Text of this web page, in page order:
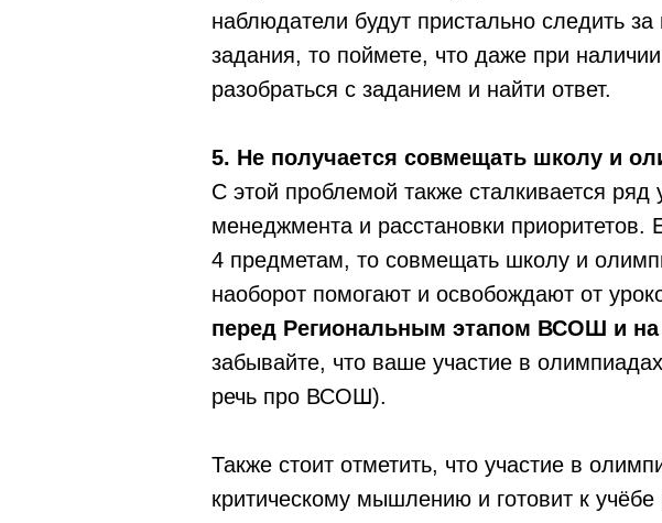
наблюдатели будут пристально следить
задания, то поймете, что даже при
разобраться с заданием и найти ответ.
5. Не получается совмещать школу и
С этой проблемой также сталкивается
менеджмента и расстановки
4 предметам, то совмещать школу и
наоборот помогают и освобождают от
перед Региональным этапом ВСОШ и
забывайте, что ваше участие в
речь про ВСОШ).
Также стоит отметить, что участие в
критическому мышлению и готовит кОГЭ
ЕГЭ